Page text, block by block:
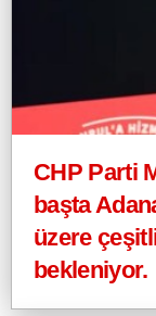
CHP Parti
başta
üzere
bekleniyor.